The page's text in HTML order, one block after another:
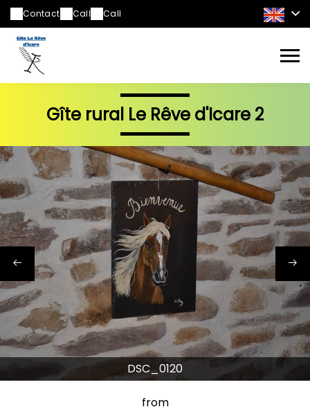
Contact Call Call
Gîte rural Le Rêve d'Icare 2
DSC_0120
from